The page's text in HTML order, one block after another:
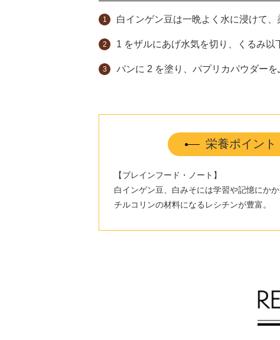
白インゲン豆は一晩よく水に浸けて、
1 をザルにあげ水気を切り、くるみ以
パンに 2 を塗り、パプリカパウダー
栄養ポイント
【ブレインフード・ノート】
白インゲン豆、白みそには学習や記憶にか
チルコリンの材料になるレシチンが豊富。